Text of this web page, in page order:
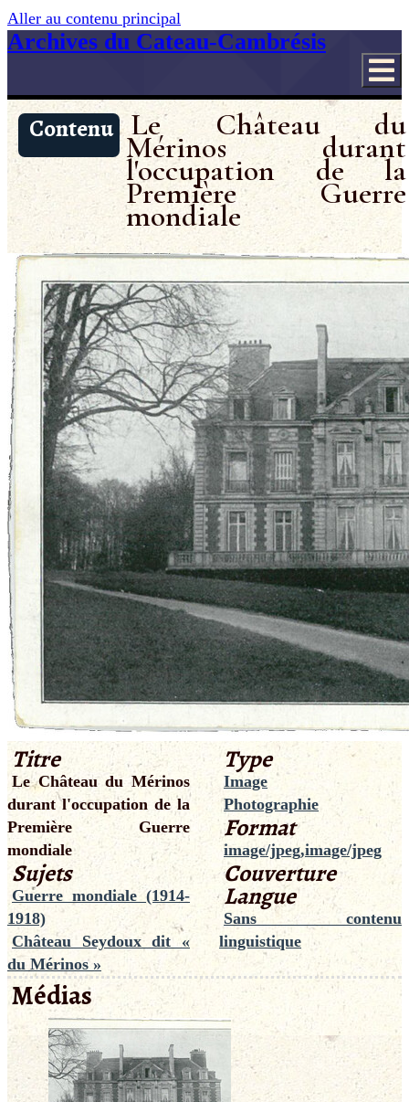
Aller au contenu principal
Archives du Cateau-Cambrésis
Contenu Le Château du
Mérinos durant
l'occupation de la
Première Guerre
mondiale
Titre
Le Château du Mérinos
durant l'occupation de la
Première Guerre
mondiale
Sujets
Guerre mondiale (1914-
1918)
Château Seydoux dit «
du Mérinos »
Type
Image
Photographie
Format
image/jpeg,image/jpeg
Couverture
Langue
Sans contenu
linguistique
Médias